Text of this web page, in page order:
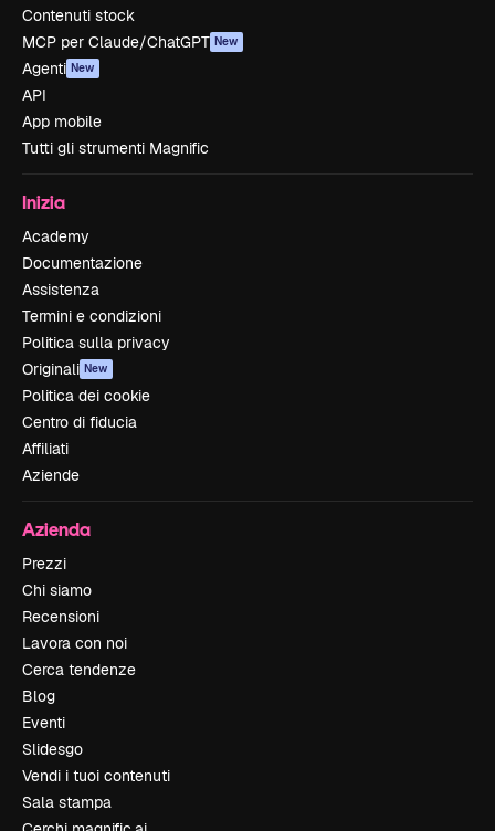
Contenuti stock
MCP per Claude/ChatGPT New
Agenti New
API
App mobile
Tutti gli strumenti Magnific
Inizia
Academy
Documentazione
Assistenza
Termini e condizioni
Politica sulla privacy
Originali New
Politica dei cookie
Centro di fiducia
Affiliati
Aziende
Azienda
Prezzi
Chi siamo
Recensioni
Lavora con noi
Cerca tendenze
Blog
Eventi
Slidesgo
Vendi i tuoi contenuti
Sala stampa